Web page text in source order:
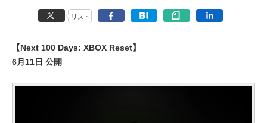
リスト
【Next 100 Days: XBOX Reset】
6月11日 公開